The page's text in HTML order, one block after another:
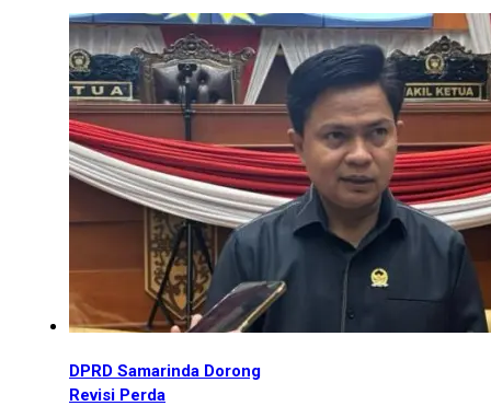
DPRD Samarinda Dorong
Revisi Perda